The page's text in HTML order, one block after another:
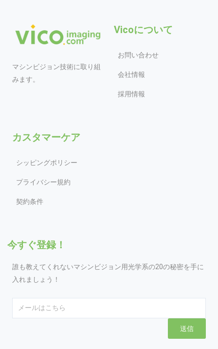
マシンビジョン技術に取り組
みます。
Vicoについて
お問い合わせ
会社情報
採用情報
カスタマーケア
シッピングポリシー
プライバシー規約
契約条件
今すぐ登録！
誰も教えてくれないマシンビジョン用光学系の20の秘密を手に
入れましょう！
Email
送信